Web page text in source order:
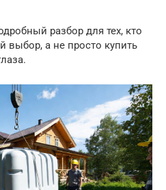
разбор для тех, кто
выбор, а не просто купить